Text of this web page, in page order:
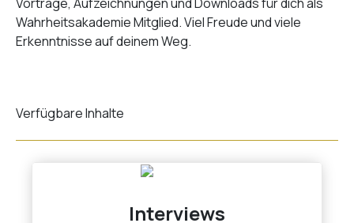
Wahrheitsakademie Mitglied. Viel Freude und viele
Erkenntnisse auf deinem Weg.
Verfügbare Inhalte
Interviews